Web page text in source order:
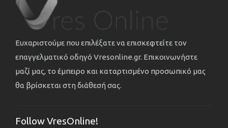
Ευχαριστούμε που επιλέξατε να επισκεφτείτε τον
επαγγελματικό οδηγό Vresonline.gr. Επικοινωνήστε
μαζί μας, το έμπειρο και καταρτισμένο προσωπικό μας
θα βρίσκεται στη διάθεσή σας.
Follow VresOnline!